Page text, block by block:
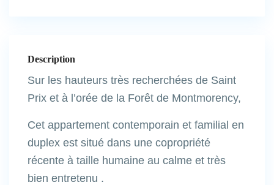
Description
Sur les hauteurs très recherchées de Saint
Prix et à l’orée de la Forêt de Montmorency,
Cet appartement contemporain et familial en
duplex est situé dans une copropriété
récente à taille humaine au calme et très
bien entretenu .